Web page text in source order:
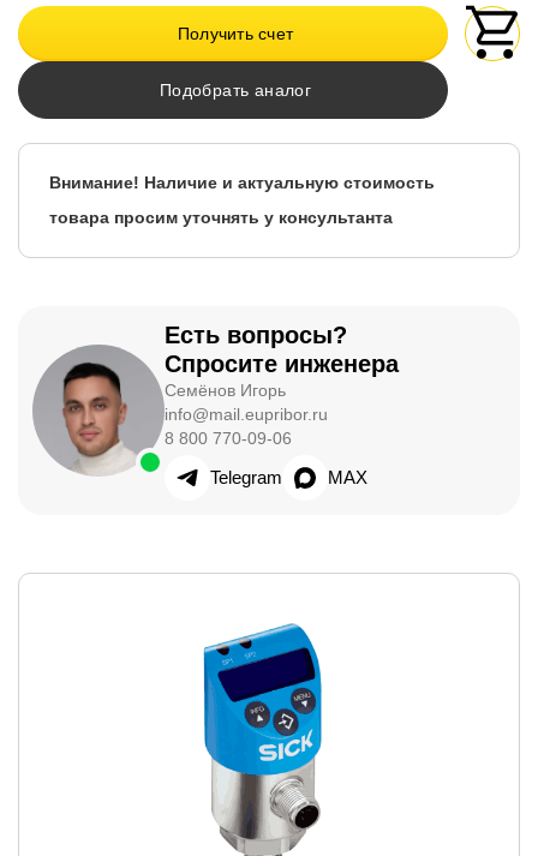
Получить счет
Подобрать аналог
Внимание! Наличие и актуальную стоимость
товара просим уточнять у консультанта
Есть вопросы?
Спросите инженера
Семёнов Игорь
info@mail.eupribor.ru
8 800 770-09-06
Telegram MAX